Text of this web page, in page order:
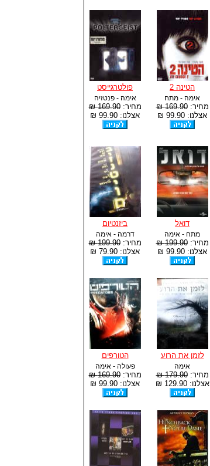
הטינה 2
אימה - מתח
מחיר:169.90 ₪
אצלנו: 99.90 ₪
פולטרגייסט
אימה - פנטזיה
מחיר:169.90 ₪
אצלנו: 99.90 ₪
דואל
מתח - אימה
מחיר:199.90 ₪
אצלנו: 99.90 ₪
ביזנטיום
דרמה - אימה
מחיר:199.90 ₪
אצלנו: 79.90 ₪
לזמן את הרוע
אימה
מחיר:179.90 ₪
אצלנו: 129.90 ₪
הטורפים
פעולה - אימה
מחיר:169.90 ₪
אצלנו: 99.90 ₪